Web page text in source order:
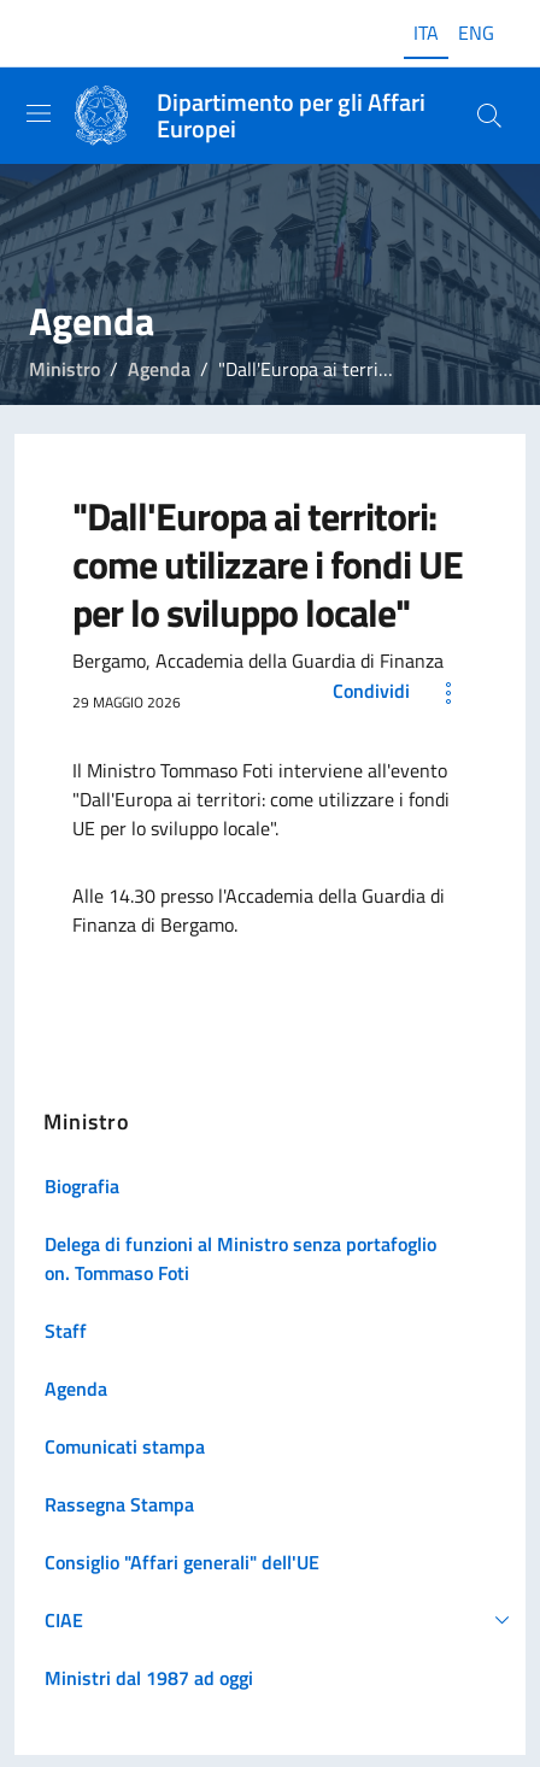
ITA ENG
Dipartimento per gli Affari
Europei
Agenda
Ministro Agenda "Dall'Europa ai territori: come utilizzare i fondi UE per lo sviluppo locale"
"Dall'Europa ai territori:
come utilizzare i fondi UE
per lo sviluppo locale"
Bergamo, Accademia della Guardia di Finanza
29 MAGGIO 2026 Condividi
Il Ministro Tommaso Foti interviene all'evento
"Dall'Europa ai territori: come utilizzare i fondi
UE per lo sviluppo locale".
Alle 14.30 presso l'Accademia della Guardia di
Finanza di Bergamo.
Ministro
Biografia
Delega di funzioni al Ministro senza portafoglio
on. Tommaso Foti
Staff
Agenda
Comunicati stampa
Rassegna Stampa
Consiglio "Affari generali" dell'UE
CIAE
Ministri dal 1987 ad oggi